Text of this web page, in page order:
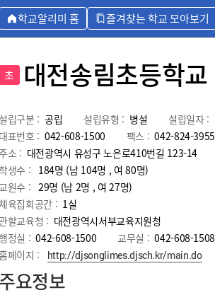
학교알리미 홈 즐겨찾는 학교 모아보기
초 대전송림초등학교
설립구분 : 공립 설립유형 : 병설 설립일자 :
대표번호 : 042-608-1500 팩스 : 042-824-3955
소 : 대전광역시 유성구 노은로410번길 123-14
생수 :
184명 (남 104명 , 여 80명)
원수 : 29명 (남 2명 , 여27명)
체육집회공간 : 1실
할교육청 : 대전광역시서부교육지원청
정실 : 042-608-1500 교무실 : 042-608-1508
페이지 :
http://djsonglimes.djsch.kr/main.do
주요정보